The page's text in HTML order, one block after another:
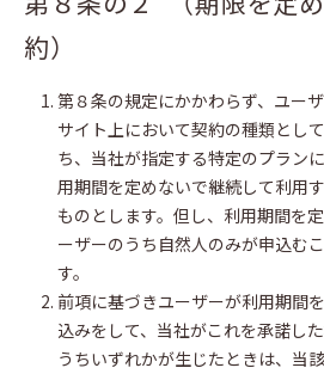
約）
第８条の規定にかかわらず、ユー
サイト上において契約の種類とし
ち、当社が指定する特定のプラン
用期間を定めないで継続して利用
ものとします。但し、利用期間を
ーザーのうち自然人のみが申込む
す。
前項に基づきユーザーが利用期間
込みをして、当社がこれを承諾し
うちいずれかが生じたときは、当